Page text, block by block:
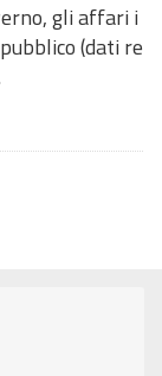
gli affari i
(dati re